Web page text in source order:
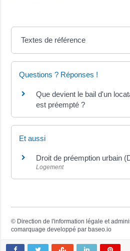
Textes de référence
Questions ? Réponses !
Que devient le bail d'un
est préempté ?
Et aussi
Droit de préemption urbain
Logement
© Direction de l'information légale et
comarquage developpé parbaseo.io